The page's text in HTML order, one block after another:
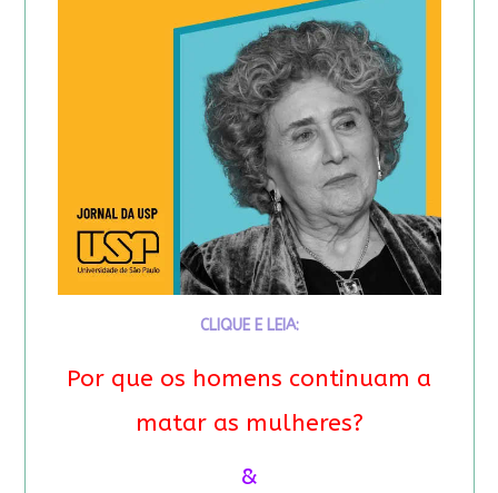
CLIQUE E LEIA:
Por que os homens continuam a
matar as mulheres?
&